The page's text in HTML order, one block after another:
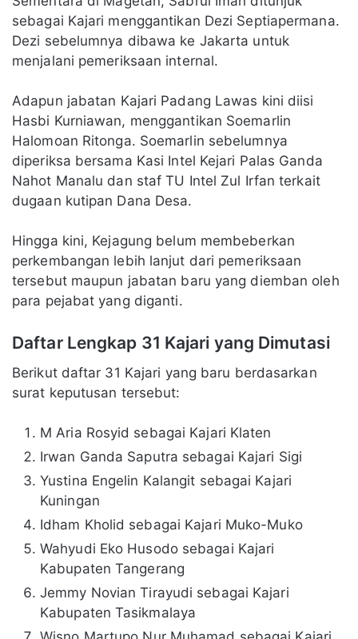
sebagai Kajari menggantikan Dezi Septiapermana.
Dezi sebelumnya dibawa ke Jakarta untuk
menjalani pemeriksaan internal.
Adapun jabatan Kajari Padang Lawas kini diisi
Hasbi Kurniawan, menggantikan Soemarlin
Halomoan Ritonga. Soemarlin sebelumnya
diperiksa bersama Kasi Intel Kejari Palas Ganda
Nahot Manalu dan staf TU Intel Zul Irfan terkait
dugaan kutipan Dana Desa.
Hingga kini, Kejagung belum membeberkan
perkembangan lebih lanjut dari pemeriksaan
tersebut maupun jabatan baru yang diemban oleh
para pejabat yang diganti.
Daftar Lengkap 31 Kajari yang Dimutasi
Berikut daftar 31 Kajari yang baru berdasarkan
surat keputusan tersebut:
M Aria Rosyid sebagai Kajari Klaten
Irwan Ganda Saputra sebagai Kajari Sigi
Yustina Engelin Kalangit sebagai Kajari
Kuningan
Idham Kholid sebagai Kajari Muko-Muko
Wahyudi Eko Husodo sebagai Kajari
Kabupaten Tangerang
Jemmy Novian Tirayudi sebagai Kajari
Kabupaten Tasikmalaya